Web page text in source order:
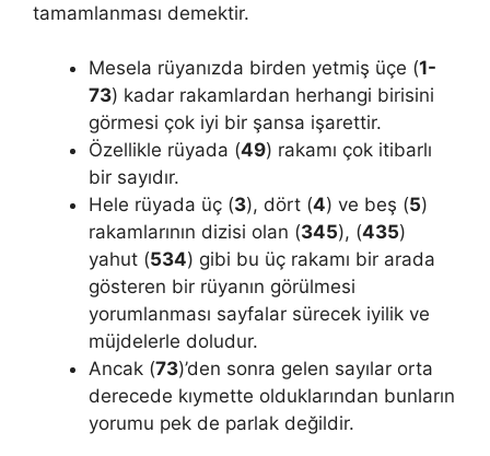
tamamlanması demektir.
Mesela rüyanızda birden yetmiş üçe (1-
73) kadar rakamlardan herhangi birisini
görmesi çok iyi bir şansa işarettir.
Özellikle rüyada (49) rakamı çok itibarlı
bir sayıdır.
Hele rüyada üç (3), dört (4) ve beş (5)
rakamlarının dizisi olan (345), (435)
yahut (534) gibi bu üç rakamı bir arada
gösteren bir rüyanın görülmesi
yorumlanması sayfalar sürecek iyilik ve
müjdelerle doludur.
Ancak (73)’den sonra gelen sayılar orta
derecede kıymette olduklarından bunların
yorumu pek de parlak değildir.